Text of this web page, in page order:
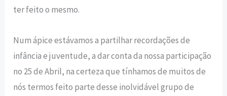
ter feito o mesmo.
Num ápice estávamos a partilhar recordações de
infância e juventude, a dar conta da nossa participação
no 25 de Abril, na certeza que tínhamos de muitos de
nós termos feito parte desse inolvidável grupo de